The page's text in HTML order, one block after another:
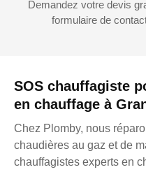
SOS chauffagiste
en chauffage à
Chez Plomby, nous
chaudières au gaz et de
chauffagistes experts en
Demandez votre devis
formulaire de